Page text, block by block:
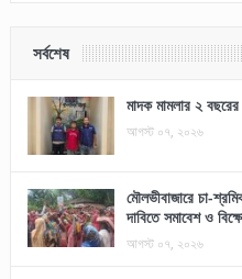
সর্বশেষ
মাদক মামলার ২
আগস্ট ০৭, ২০২৬
মৌলভীবাজারে চা-
দাবিতে সমাবেশ ও
আগস্ট ০৭, ২০২৬